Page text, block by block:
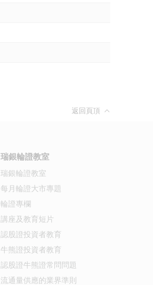
返回頁頂
瑞銀輪證教室
瑞銀輪證教室
每月輪證大市專題
輪證專欄
講座及教育短片
認股證投資者教育
牛熊證投資者教育
認股證牛熊證常問問題
流通量供應的業界準則